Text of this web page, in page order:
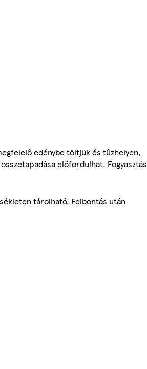
edénybe töltjük és tűzhelyen,
előfordulhat. Fogyasztás
tárolható. Felbontás után